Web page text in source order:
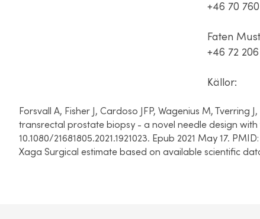
+46 70
Faten
+46 72
Källor:
Forsvall A, Fisher J, Cardoso JFP, Wagenius M, Tverring
transrectal prostate biopsy - a novel needle design with
10.1080/21681805.2021.1921023. Epub 2021 May 17.
Xaga Surgical estimate based on available scientific